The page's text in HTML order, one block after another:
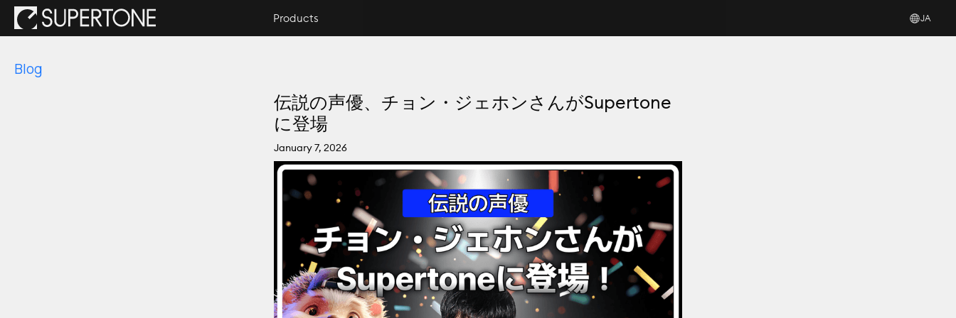
Products JA
Blog
伝説の声優、チョン・ジェホンさんがSupertone
に登場
January 7, 2026